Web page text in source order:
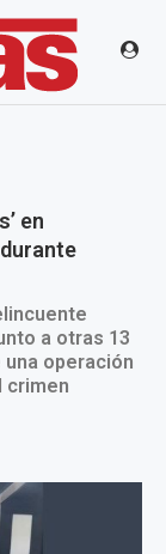
en
a otras 13
operación
crimen